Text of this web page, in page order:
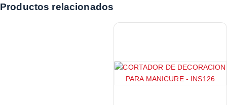
Productos relacionados